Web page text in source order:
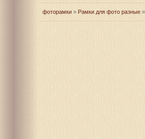
фоторамки» Рамки для фото разные»